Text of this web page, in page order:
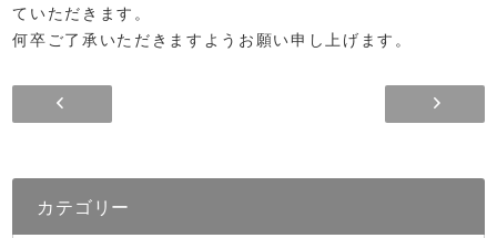
ていただきます。
何卒ご了承いただきますようお願い申し上げます。
カテゴリー